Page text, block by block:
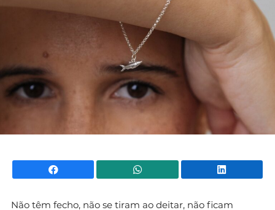
Facebook WhatsApp
Não têm fecho, não se tiram ao deitar, não ficam